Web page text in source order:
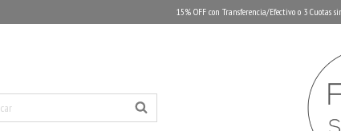
15% OFF con Transferencia/Efectivo o 3 Cuotas